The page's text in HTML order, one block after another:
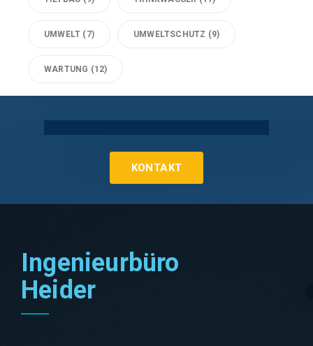
UMWELT (7) UMWELTSCHUTZ (9)
WARTUNG (12)
KONTAKT
Ingenieurbüro
Heider